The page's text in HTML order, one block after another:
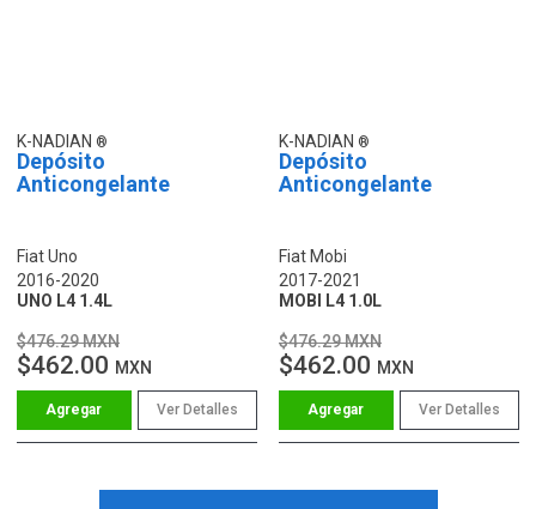
K-NADIAN
Depósito
Anticongelante
Fiat Uno
2016-2020
UNO L4 1.4L
$476.29 MXN
$462.00 MXN
Ver Detalles
K-NADIAN
Depósito
Anticongelante
Fiat Mobi
2017-2021
MOBI L4 1.0L
$476.29 MXN
$462.00 MXN
Ver Detalles